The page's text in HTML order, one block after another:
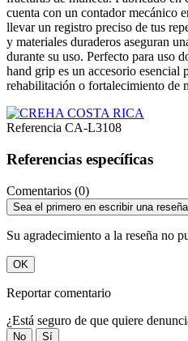
cuenta con un contador mecánico
llevar un registro preciso de tus
y materiales duraderos aseguran
durante su uso. Perfecto para uso
hand grip es un accesorio esencial
rehabilitación o fortalecimiento de
Referencia CA-L3108
Referencias específicas
Comentarios (0)
Sea el primero en escribir una reseña
Su agradecimiento a la reseña no
OK
Reportar comentario
¿Está seguro de que quiere
No Sí